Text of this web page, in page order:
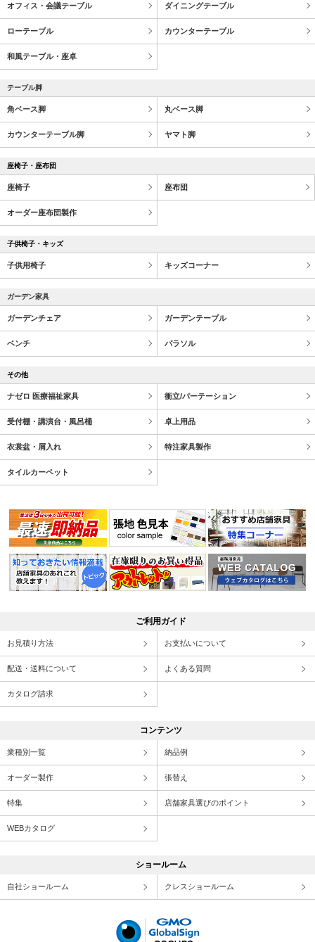
オフィス・会議テーブル ダイニングテーブル
ローテーブル カウンターテーブル
和風テーブル・座卓
テーブル脚
角ベース脚 丸ベース脚
カウンターテーブル脚 ヤマト脚
座椅子・座布団
座椅子 座布団
オーダー座布団製作
子供椅子・キッズ
子供用椅子 キッズコーナー
ガーデン家具
ガーデンチェア ガーデンテーブル
ベンチ パラソル
その他
ナゼロ 医療福祉家具 衝立/パーテーション
受付棚・講演台・風呂桶 卓上用品
衣裳盆・屑入れ 特注家具製作
タイルカーペット
ご利用ガイド
お見積り方法 お支払いについて
配送・送料について よくある質問
カタログ請求
コンテンツ
業種別一覧 納品例
オーダー製作 張替え
特集 店舗家具選びのポイント
WEBカタログ
ショールーム
自社ショールーム クレスショールーム